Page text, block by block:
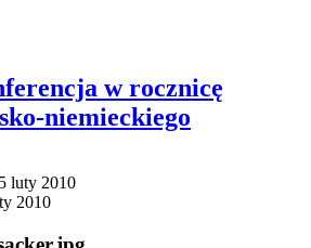
w rocznicę
niemieckiego
luty 2010
2010